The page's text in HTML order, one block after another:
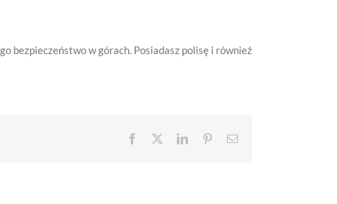
bezpieczeństwo w górach. Posiadasz polisę i również
Facebook LinkedInPinterestEmail